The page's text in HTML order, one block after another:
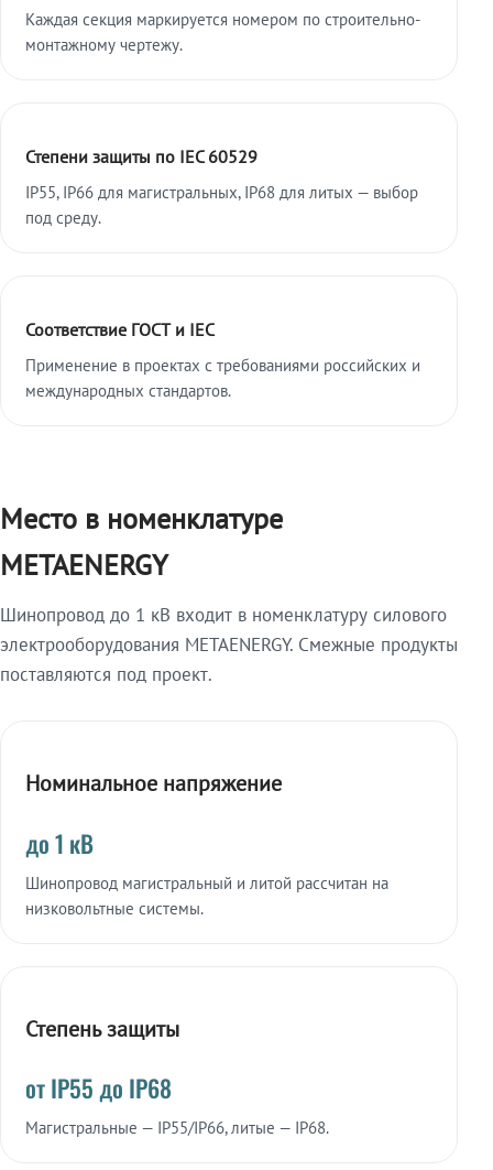
Каждая секция маркируется номером по строительно-
монтажному чертежу.
Степени защиты по IEC 60529
IP55, IP66 для магистральных, IP68 для литых — выбор
под среду.
Соответствие ГОСТ и IEC
Применение в проектах с требованиями российских и
международных стандартов.
Место в номенклатуре
METAENERGY
Шинопровод до 1 кВ входит в номенклатуру силового
электрооборудования METAENERGY. Смежные продукты
поставляются под проект.
Номинальное напряжение
до 1 кВ
Шинопровод магистральный и литой рассчитан на
низковольтные системы.
Степень защиты
от IP55 до IP68
Магистральные — IP55/IP66, литые — IP68.